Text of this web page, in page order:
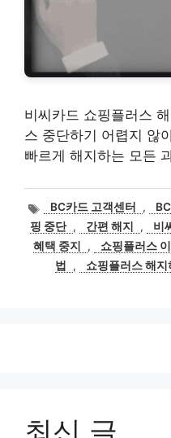
비씨카드 쇼핑플러스
스 중단하기 어렵지 않
빠르게 해지하는 모든
태
그
BC카드 고객센터 ,
핑 중단 , 간편 해지 , 비
혜택 중지
, 쇼핑플러스
법
, 쇼핑플러스 해지
최신 글